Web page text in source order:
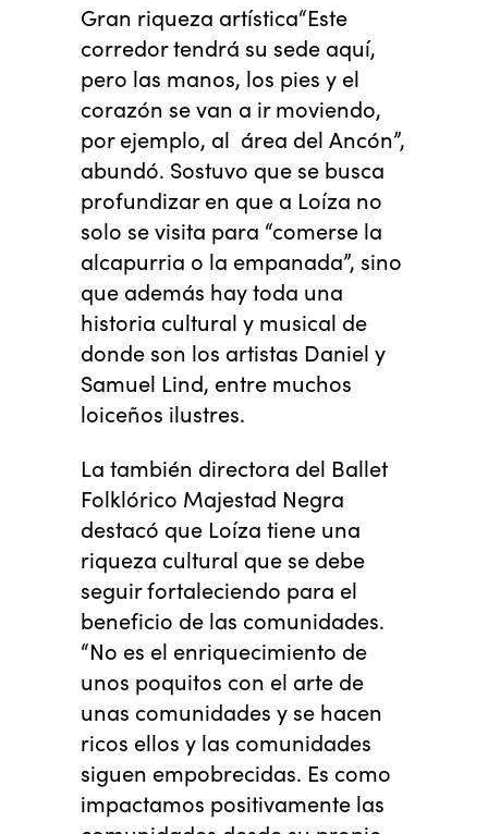
Gran riqueza artística“Este
corredor tendrá su sede aquí,
pero las manos, los pies y el
corazón se van a ir moviendo,
por ejemplo, al área del Ancón”,
abundó. Sostuvo que se busca
profundizar en que a Loíza no
solo se visita para “comerse la
alcapurria o la empanada”, sino
que además hay toda una
historia cultural y musical de
donde son los artistas Daniel y
Samuel Lind, entre muchos
loiceños ilustres.
La también directora del Ballet
Folklórico Majestad Negra
destacó que Loíza tiene una
riqueza cultural que se debe
seguir fortaleciendo para el
beneficio de las comunidades.
“No es el enriquecimiento de
unos poquitos con el arte de
unas comunidades y se hacen
ricos ellos y las comunidades
siguen empobrecidas. Es como
impactamos positivamente las